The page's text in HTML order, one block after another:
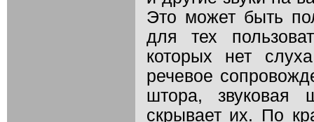
Это может быть
для тех
которых нет
речевое
штора, звуковая
скрывает их. По